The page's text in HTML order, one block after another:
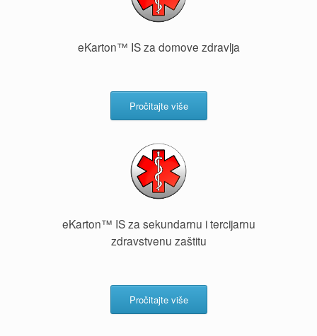
eKarton™ IS za domove zdravlja
Pročitajte više
eKarton™ IS za sekundarnu i tercijarnu
zdravstvenu zaštitu
Pročitajte više